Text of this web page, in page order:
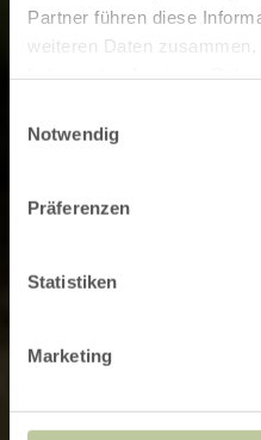
Partner führen diese
weiteren Daten
Notwendig
Präferenzen
Statistiken
Marketing